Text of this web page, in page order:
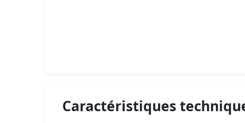
Caractéristiques